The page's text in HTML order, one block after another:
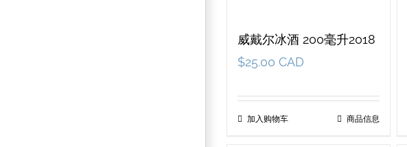
威戴尔冰酒 200毫升2018
$25.00 CAD
加入购物车 商品信息